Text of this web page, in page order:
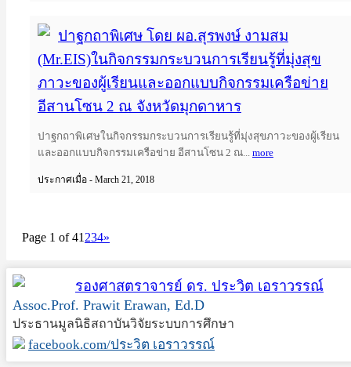
ปาฐกถาพิเศษ โดย ผอ.สุรพงษ์ งามสม
(Mr.EIS)ในกิจกรรมกระบวนการเรียนรู้ที่มุ่งสุข
ภาวะของผู้เรียนและออกแบบกิจกรรมเครือข่าย
อีสานโซน 2 ณ จังหวัดมุกดาหาร
ปาฐกถาพิเศษในกิจกรรมกระบวนการเรียนรู้ที่มุ่งสุขภาวะของผู้เรียน
และออกแบบกิจกรรมเครือข่าย อีสานโซน 2 ณ... more
ประกาศเมื่อ - March 21, 2018
Page 1 of 41 234»
รองศาสตราจารย์ ดร. ประวิต เอราวรรณ์
Assoc.Prof. Prawit Erawan, Ed.D
ประธานมูลนิธิสถาบันวิจัยระบบการศึกษา
facebook.com/ประวิต เอราวรรณ์